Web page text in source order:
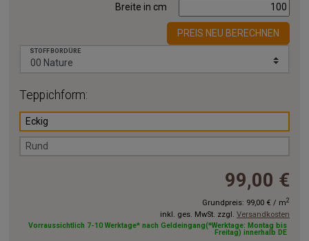
Breite in cm
PREIS NEU BERECHNEN
STOFFBORDÜRE
Teppichform:
Eckig
Rund
99,00 €
Grundpreis: 99,00 € / m2
inkl. ges. MwSt. zzgl. Versandkosten
Vorraussichtlich 7-10 Werktage* nach Geldeingang(*Werktage: Montag bis
Freitag) innerhalb DE